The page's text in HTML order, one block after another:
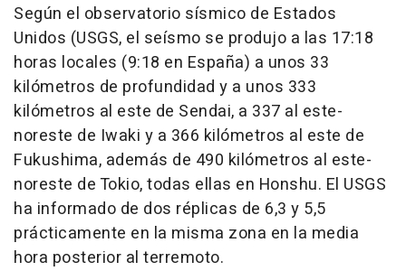
Según el observatorio sísmico de Estados
Unidos (USGS, el seísmo se produjo a las 17:18
horas locales (9:18 en España) a unos 33
kilómetros de profundidad y a unos 333
kilómetros al este de Sendai, a 337 al este-
noreste de Iwaki y a 366 kilómetros al este de
Fukushima, además de 490 kilómetros al este-
noreste de Tokio, todas ellas en Honshu. El USGS
ha informado de dos réplicas de 6,3 y 5,5
prácticamente en la misma zona en la media
hora posterior al terremoto.